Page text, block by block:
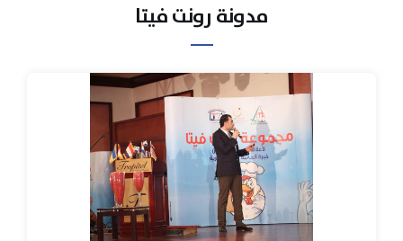
مدونة رونت فيتا